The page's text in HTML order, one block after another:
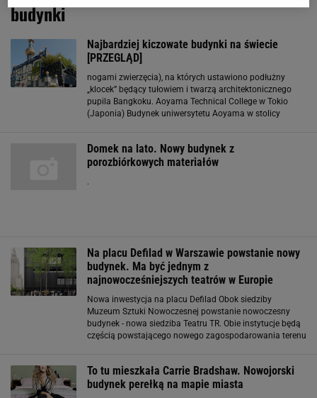
budynki
Najbardziej kiczowate budynki na świecie
[PRZEGLĄD]
nogami zwierzęcia), na których ustawiono podłużny
„klocek” będący tułowiem i twarzą architektonicznego
pupila Bangkoku. Aoyama Technical College w Tokio
(Japonia) Budynek uniwersytetu Aoyama w stolicy
Domek na lato. Nowy budynek z
porozbiórkowych materiałów
.
Na placu Defilad w Warszawie powstanie nowy
budynek. Ma być jednym z
najnowocześniejszych teatrów w Europie
Nowa inwestycja na placu Defilad Obok siedziby
Muzeum Sztuki Nowoczesnej powstanie nowoczesny
budynek - nowa siedziba Teatru TR. Obie instytucje będą
częścią powstającego nowego zagospodarowania terenu
To tu mieszkała Carrie Bradshaw. Nowojorski
budynek perełką na mapie miasta